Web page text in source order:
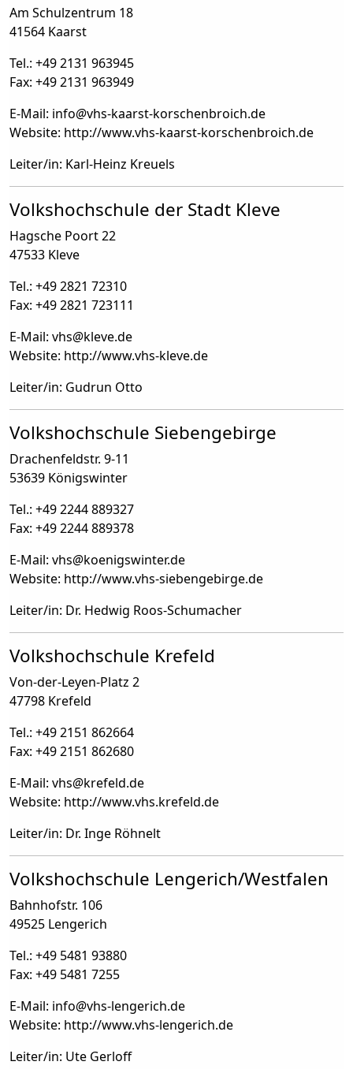
Am Schulzentrum 18
41564 Kaarst
Tel.: +49 2131 963945
Fax: +49 2131 963949
E-Mail: info@vhs-kaarst-korschenbroich.de
Website: http://www.vhs-kaarst-korschenbroich.de
Leiter/in: Karl-Heinz Kreuels
Volkshochschule der Stadt Kleve
Hagsche Poort 22
47533 Kleve
Tel.: +49 2821 72310
Fax: +49 2821 723111
E-Mail: vhs@kleve.de
Website: http://www.vhs-kleve.de
Leiter/in: Gudrun Otto
Volkshochschule Siebengebirge
Drachenfeldstr. 9-11
53639 Königswinter
Tel.: +49 2244 889327
Fax: +49 2244 889378
E-Mail: vhs@koenigswinter.de
Website: http://www.vhs-siebengebirge.de
Leiter/in: Dr. Hedwig Roos-Schumacher
Volkshochschule Krefeld
Von-der-Leyen-Platz 2
47798 Krefeld
Tel.: +49 2151 862664
Fax: +49 2151 862680
E-Mail: vhs@krefeld.de
Website: http://www.vhs.krefeld.de
Leiter/in: Dr. Inge Röhnelt
Volkshochschule Lengerich/Westfalen
Bahnhofstr. 106
49525 Lengerich
Tel.: +49 5481 93880
Fax: +49 5481 7255
E-Mail: info@vhs-lengerich.de
Website: http://www.vhs-lengerich.de
Leiter/in: Ute Gerloff